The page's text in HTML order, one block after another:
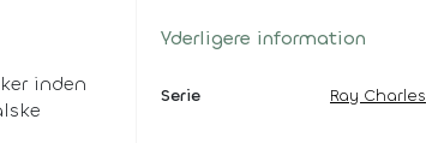
inden
Yderligere information
Serie Ray Charles